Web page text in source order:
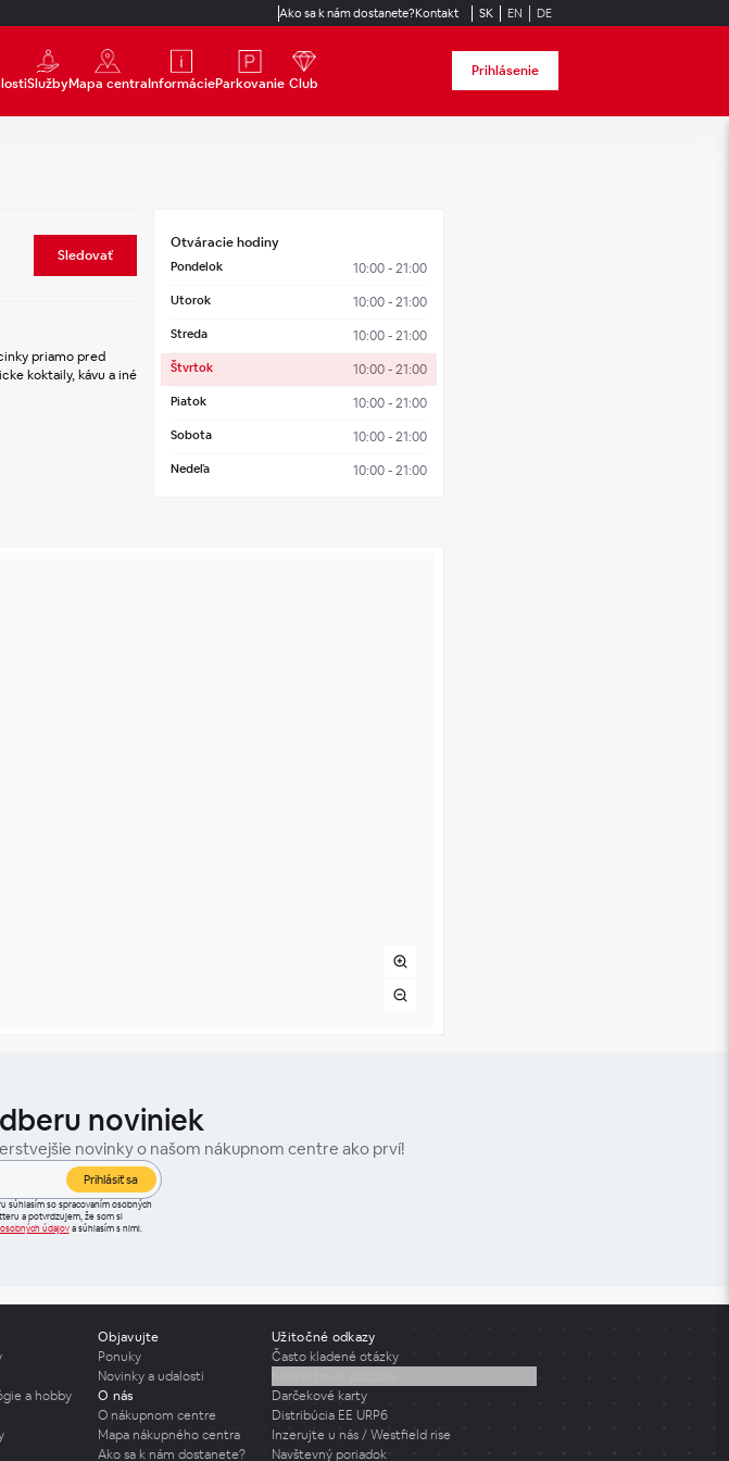
Ako sa k nám dostanete?Kontakt SK EN DE
SlužbyMapa centraInformácieParkovanie Club
Prihlásenie
Sledovať
priamo pred
koktaily, kávu a iné
Otváracie hodiny
Pondelok 10:00 - 21:00
Utorok 10:00 - 21:00
Streda 10:00 - 21:00
Štvrtok 10:00 - 21:00
Piatok 10:00 - 21:00
Sobota 10:00 - 21:00
Nedeľa 10:00 - 21:00
noviniek
novinky o našom nákupnom centre ako prví!
Prihlásiť sa
súhlasím so spracovaním osobných
a potvrdzujem, že som si
údajova súhlasím s nimi.
a hobby
Objavujte
Ponuky
Novinky a udalosti
O nás
O nákupnom centre
Mapa nákupného centra
Ako sa k nám dostanete?
Užitočné odkazy
Často kladené otázky
Darčekové karty
Distribúcia EE URP6
Inzerujte u nás / Westfield rise
Navštevný poriadok